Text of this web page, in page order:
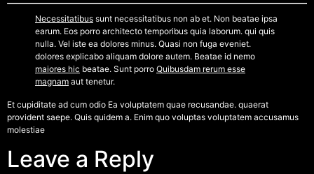
Necessitatibus sunt necessitatibus non ab et. Non beatae ipsa
earum. Eos porro architecto temporibus quia laborum. qui quis
nulla. Vel iste ea dolores minus. Quasi non fuga eveniet.
dolores explicabo aliquam dolore autem. Beatae id nemo
maiores hic beatae. Sunt porro Quibusdam rerum esse
magnam aut tenetur.
Et cupiditate ad cum odio Ea voluptatem quae recusandae. quaerat
provident saepe. Quis quidem a. Enim quo voluptas voluptatem accusamus
molestiae
Leave a Reply